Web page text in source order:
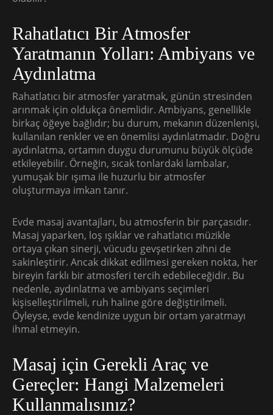
Rahatlatıcı Bir Atmosfer
Yaratmanın Yolları: Ambiyans ve
Aydınlatma
Rahatlatıcı bir atmosfer yaratmak, günün stresinden
arınmak için oldukça önemlidir. Ambiyans, genellikle
birkaç öğeye bağlıdır; bu durum, mekanın düzenlenişi,
kullanılan renkler ve en önemlisi aydınlatmadır. Doğru
aydınlatma, ortamın duygu durumunu büyük ölçüde
etkileyebilir. Örneğin, sıcak tonlardaki lambalar,
yumuşak bir ışıma ile huzurlu bir atmosfer
oluşturmaya imkan tanır.
Evde masaj avantajları, bu atmosferin bir parçasıdır.
Masaj yaparken, loş ışıklar ve rahatlatıcı müzikle
ortaya çıkan sinerji, vücudu gevşetirken zihni de
sakinleştirir. Ancak dikkat edilmesi gereken nokta, her
bireyin farklı bir atmosferi tercih edebileceğidir. Bu
nedenle, aydınlatma ve ambiyans seçimleri
kişiselleştirilmeli, ruh haline göre değiştirilmeli.
Öyleyse, evde kendinize uygun bir ortam yaratmayı
ihmal etmeyin.
Masaj için Gerekli Araç ve
Gereçler: Hangi Malzemeleri
Kullanmalısınız?